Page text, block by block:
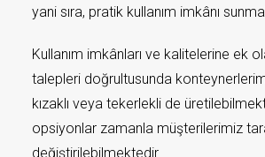
yani sıra, pratik kullanım imkânı
Kullanım imkânları ve kalitelerine ek
talepleri doğrultusunda
kızaklı veya tekerlekli de
opsiyonlar zamanla müşterilerimiz
değiştirilebilmektedir.